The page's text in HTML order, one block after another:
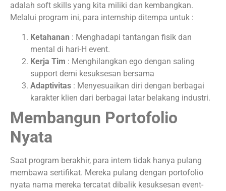
adalah soft skills yang kita miliki dan kembangkan.
Melalui program ini, para internship ditempa untuk :
Ketahanan : Menghadapi tantangan fisik dan
mental di hari-H event.
Kerja Tim : Menghilangkan ego dengan saling
support demi kesuksesan bersama
Adaptivitas : Menyesuaikan diri dengan berbagai
karakter klien dari berbagai latar belakang industri.
Membangun Portofolio
Nyata
Saat program berakhir, para intern tidak hanya pulang
membawa sertifikat. Mereka pulang dengan portofolio
nyata nama mereka tercatat dibalik kesuksesan event-